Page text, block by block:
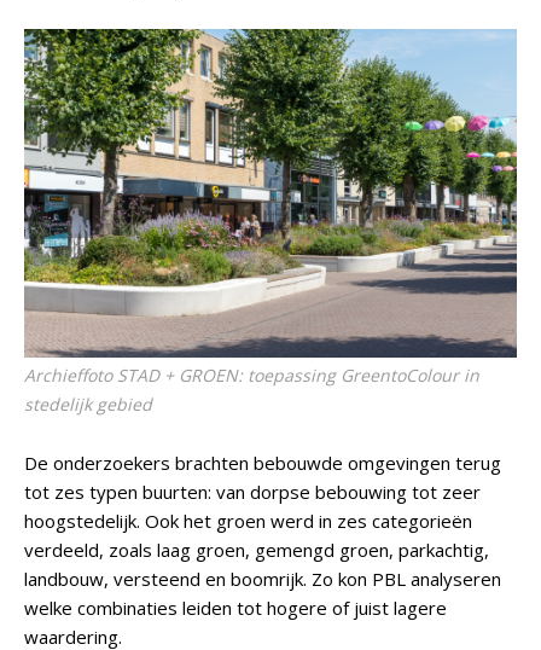
Archieffoto STAD + GROEN: toepassing GreentoColour in
stedelijk gebied
De onderzoekers brachten bebouwde omgevingen terug
tot zes typen buurten: van dorpse bebouwing tot zeer
hoogstedelijk. Ook het groen werd in zes categorieën
verdeeld, zoals laag groen, gemengd groen, parkachtig,
landbouw, versteend en boomrijk. Zo kon PBL analyseren
welke combinaties leiden tot hogere of juist lagere
waardering.